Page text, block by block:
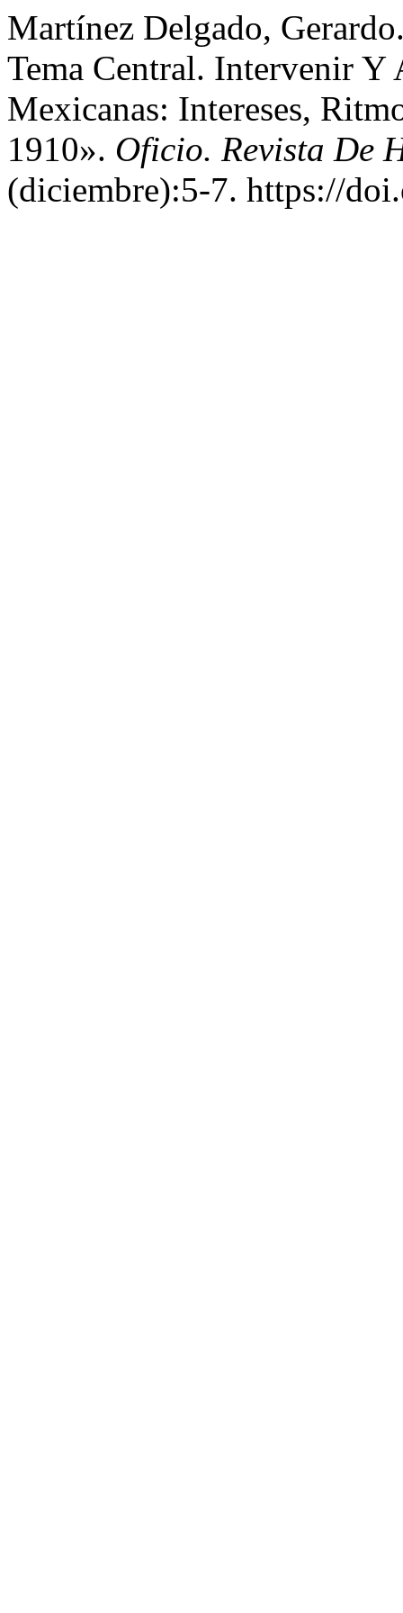
Martínez Delgado,
Tema Central. Intervenir Y
Mexicanas: Intereses,
1910». Oficio. Revista De
(diciembre):5-7. https://